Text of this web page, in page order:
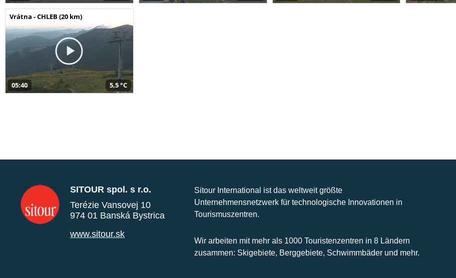
Vrátna - CHLEB (20 km)
05:40 5,5 °C
SITOUR spol. s r.o.
Terézie Vansovej 10
974 01 Banská Bystrica
www.sitour.sk
Sitour International ist das weltweit größte
Unternehmensnetzwerk für technologische Innovationen in
Tourismuszentren.
Wir arbeiten mit mehr als 1000 Touristenzentren in 8 Ländern
zusammen: Skigebiete, Berggebiete, Schwimmbäder und mehr.